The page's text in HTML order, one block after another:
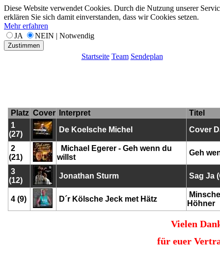
Diese Website verwendet Cookies. Durch die Nutzung unserer
erklären Sie sich damit einverstanden, dass wir Cookies setzen.
Mehr erfahren
JA
NEIN | Notwendig
Zustimmen
Startseite Team Sendeplan
Platz Cover Interpret
Titel
1
(27)
De Koelsche Michel Cover
2
(21)
Michael Egerer - Geh wenn du
willst
Geh
3
(12)
Jonathan Sturm Sag Ja
4 (9) D´r Kölsche Jeck met Hätz
Höhner
Vielen
für euer